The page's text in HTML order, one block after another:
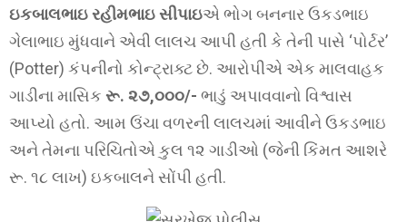
ઇકબાલભાઇ રહીમભાઇ સીપાઇએ ભોગ બનનાર ઉકડભાઇ
ગેલાભાઇ મુંધવાને એવી લાલચ આપી હતી કે તેની પાસે ‘પોર્ટર’
(Potter) કંપનીનો કોન્ટ્રાક્ટ છે. આરોપીએ એક માલવાહક
ગાડીના માસિક રૂ. ૨૭,૦૦૦/- ભાડું અપાવવાનો વિશ્વાસ
આપ્યો હતો. આમ ઉંચા વળરની લાલચમાં આવીને ઉકડભાઇ
અને તેમના પરિચિતોએ કુલ ૧૨ ગાડીઓ (જેની કિંમત આશરે
રૂ. ૧૮ લાખ) ઇકબાલને સોંપી હતી.